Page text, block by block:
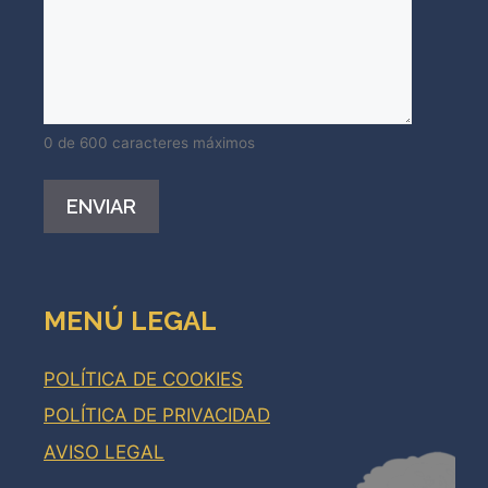
0 de 600 caracteres máximos
MENÚ LEGAL
POLÍTICA DE COOKIES
POLÍTICA DE PRIVACIDAD
AVISO LEGAL